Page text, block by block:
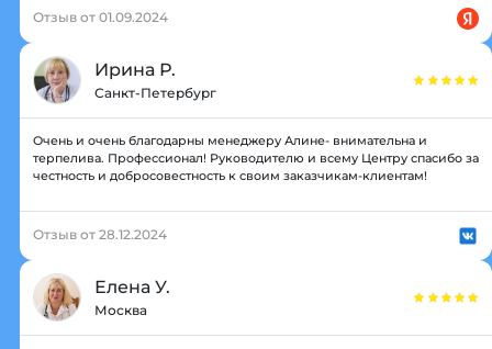
Отзыв от 01.09.2024
Ирина Р.
Санкт-Петербург
Очень и очень благодарны менеджеру Алине- внимательна и
терпелива. Профессионал! Руководителю и всему Центру спасибо за
честность и добросовестность к своим заказчикам-клиентам!
Отзыв от 28.12.2024
Елена У.
Москва